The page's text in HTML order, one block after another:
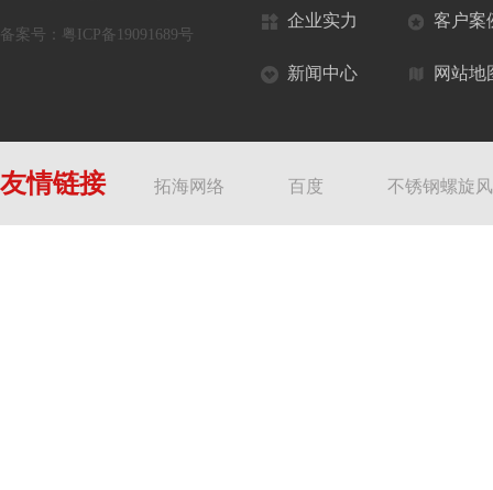
备案号： 粤ICP备19091689号
企业实力 客户案
新闻中心 网站地
友情链接 拓海网络 百度 不锈钢螺旋